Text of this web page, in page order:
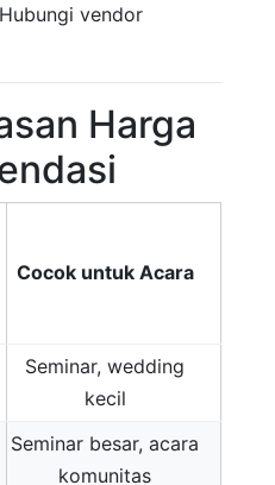
vendor
Harga
Cocok untuk Acara
Seminar, wedding
kecil
Seminar besar, acara
komunitas